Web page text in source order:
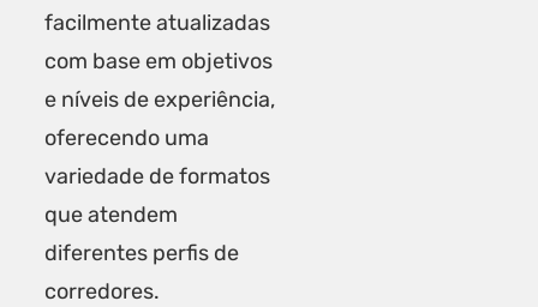
facilmente atualizadas
com base em objetivos
e níveis de experiência,
oferecendo uma
variedade de formatos
que atendem
diferentes perfis de
corredores.